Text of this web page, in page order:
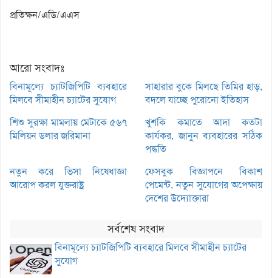
প্রতিক্ষন/এডি/এএস
আরো সংবাদঃ
বিনামূল্যে চ্যাটজিপিটি ব্যবহারে
মিলবে সীমাহীন চ্যাটের সুযোগ
সাহারার বুকে মিলছে তিমির হাড়,
বদলে যাচ্ছে পুরোনো ইতিহাস
শিশু সুরক্ষা মামলায় মেটাকে ৫৬৭
মিলিয়ন ডলার জরিমানা
খুশকি কমাতে আদা কতটা
কার্যকর, জানুন ব্যবহারের সঠিক
পদ্ধতি
নতুন করে ভিসা নিষেধাজ্ঞা
আরোপ করল যুক্তরাষ্ট্র
ফেসবুক বিজ্ঞাপনে বিকাশ
পেমেন্ট, নতুন সুযোগের অপেক্ষায়
দেশের উদ্যোক্তারা
সর্বশেষ সংবাদ
বিনামূল্যে চ্যাটজিপিটি ব্যবহারে মিলবে সীমাহীন চ্যাটের
সুযোগ